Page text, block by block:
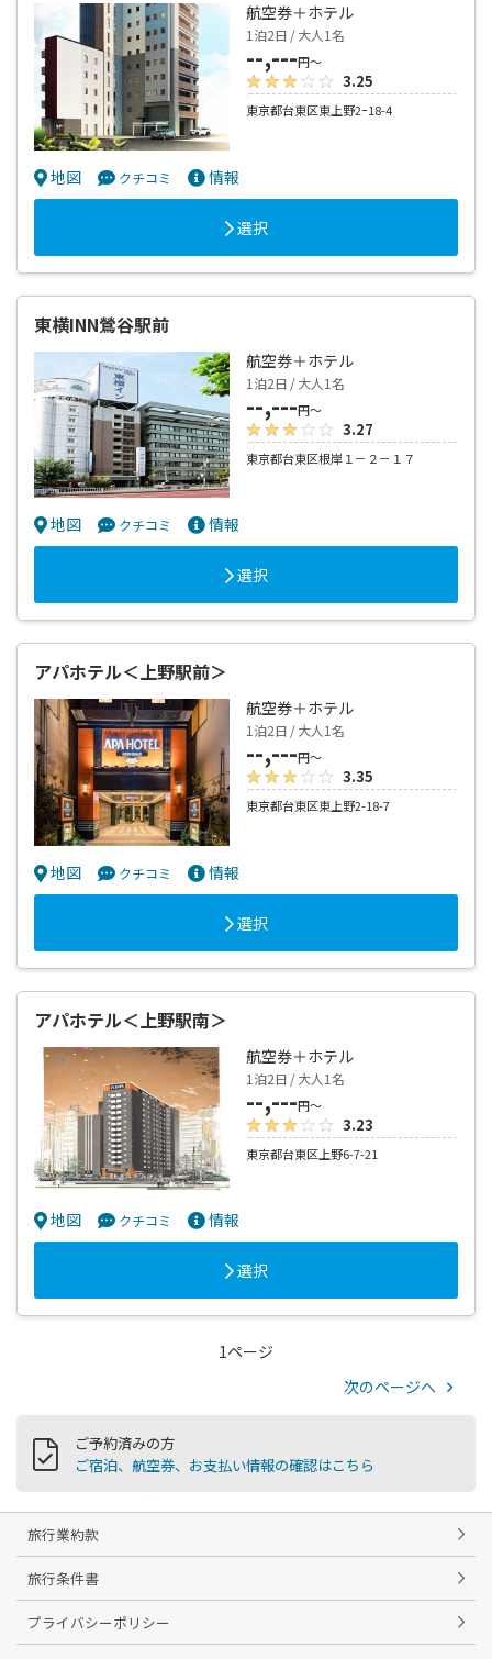
航空券＋ホテル
1泊2日 / 大人1名
--,---円～
3.25
東京都台東区東上野2ｰ18-4
地図 クチコミ 情報
選択
東横INN鶯谷駅前
航空券＋ホテル
1泊2日 / 大人1名
--,---円～
3.27
東京都台東区根岸１－２－１７
地図 クチコミ 情報
選択
アパホテル＜上野駅前＞
航空券＋ホテル
1泊2日 / 大人1名
--,---円～
3.35
東京都台東区東上野2-18-7
地図 クチコミ 情報
選択
アパホテル＜上野駅南＞
航空券＋ホテル
1泊2日 / 大人1名
--,---円～
3.23
東京都台東区上野6-7-21
地図 クチコミ 情報
選択
1ページ
次のページへ
ご予約済みの方
ご宿泊、航空券、お支払い情報の確認はこちら
旅行業約款
旅行条件書
プライバシーポリシー